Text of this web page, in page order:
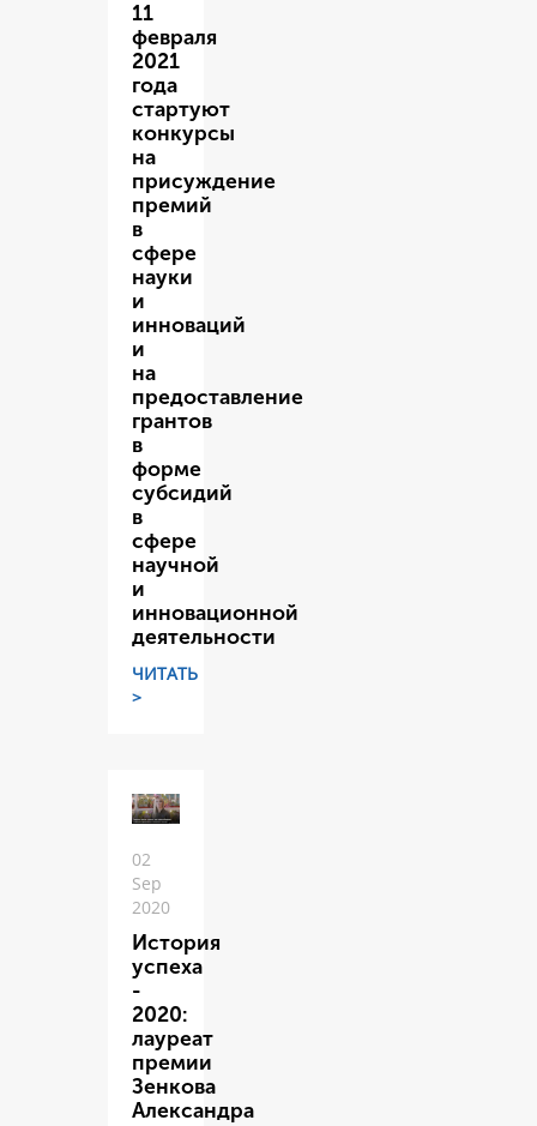
11
февраля
2021
года
стартуют
конкурсы
на
присуждение
премий
в
сфере
науки
и
инноваций
и
на
предоставление
грантов
в
форме
субсидий
в
сфере
научной
и
инновационной
деятельности
ЧИТАТЬ
>
02
Sep
2020
История
успеха
-
2020:
лауреат
премии
Зенкова
Александра